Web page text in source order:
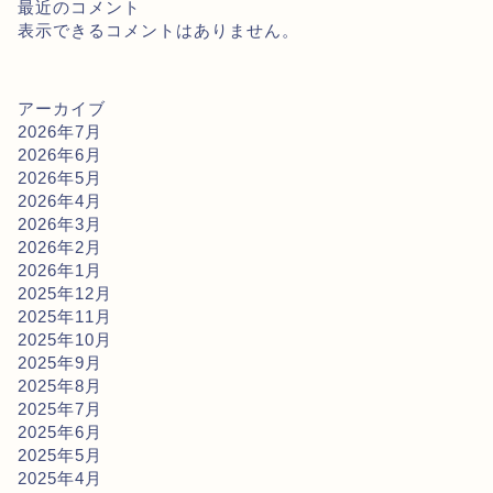
最近のコメント
表示できるコメントはありません。
アーカイブ
2026年7月
2026年6月
2026年5月
2026年4月
2026年3月
2026年2月
2026年1月
2025年12月
2025年11月
2025年10月
2025年9月
2025年8月
2025年7月
2025年6月
2025年5月
2025年4月